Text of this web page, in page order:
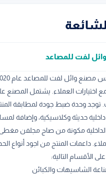
لفت للمصاعد
توجد وحدة ضبط جودة لمطابقة
حديثة وكلاسيكية، وإضافة
الداخلية مكونة من صاج مجلفن
داعمات المنتج من اجود أنواع
الأقسام التالية:
الشاسيهات والكبائن